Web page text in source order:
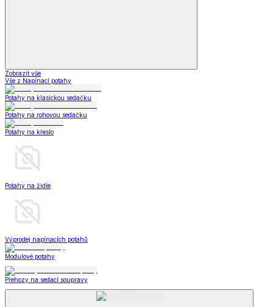
Zobrazit vše
Vše z Napínací potahy
Potahy na klasickou sedačku
Potahy na rohovou sedačku
Potahy na křeslo
Potahy na židle
Výprodej napínacích potahů
Modulové potahy
Přehozy na sedací soupravy